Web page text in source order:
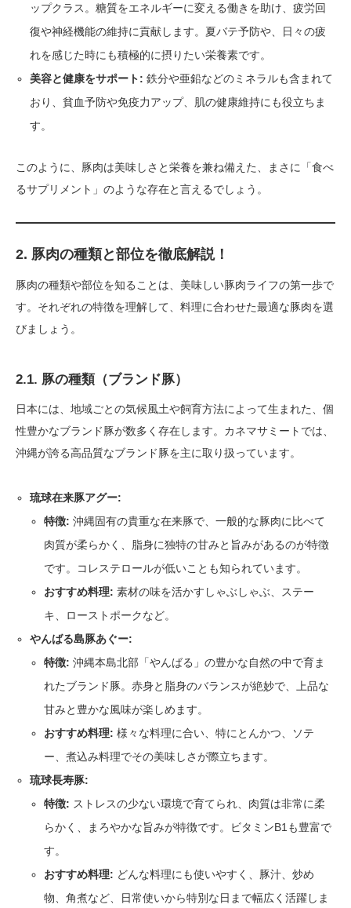
ップクラス。糖質をエネルギーに変える働きを助け、疲労回
復や神経機能の維持に貢献します。夏バテ予防や、日々の疲
れを感じた時にも積極的に摂りたい栄養素です。
美容と健康をサポート: 鉄分や亜鉛などのミネラルも含まれて
おり、貧血予防や免疫力アップ、肌の健康維持にも役立ちま
す。
このように、豚肉は美味しさと栄養を兼ね備えた、まさに「食べ
るサプリメント」のような存在と言えるでしょう。
2. 豚肉の種類と部位を徹底解説！
豚肉の種類や部位を知ることは、美味しい豚肉ライフの第一歩で
す。それぞれの特徴を理解して、料理に合わせた最適な豚肉を選
びましょう。
2.1. 豚の種類（ブランド豚）
日本には、地域ごとの気候風土や飼育方法によって生まれた、個
性豊かなブランド豚が数多く存在します。カネマサミートでは、
沖縄が誇る高品質なブランド豚を主に取り扱っています。
琉球在来豚アグー:
特徴: 沖縄固有の貴重な在来豚で、一般的な豚肉に比べて
肉質が柔らかく、脂身に独特の甘みと旨みがあるのが特徴
です。コレステロールが低いことも知られています。
おすすめ料理: 素材の味を活かすしゃぶしゃぶ、ステー
キ、ローストポークなど。
やんばる島豚あぐー:
特徴: 沖縄本島北部「やんばる」の豊かな自然の中で育ま
れたブランド豚。赤身と脂身のバランスが絶妙で、上品な
甘みと豊かな風味が楽しめます。
おすすめ料理: 様々な料理に合い、特にとんかつ、ソテ
ー、煮込み料理でその美味しさが際立ちます。
琉球長寿豚:
特徴: ストレスの少ない環境で育てられ、肉質は非常に柔
らかく、まろやかな旨みが特徴です。ビタミンB1も豊富で
す。
おすすめ料理: どんな料理にも使いやすく、豚汁、炒め
物、角煮など、日常使いから特別な日まで幅広く活躍しま